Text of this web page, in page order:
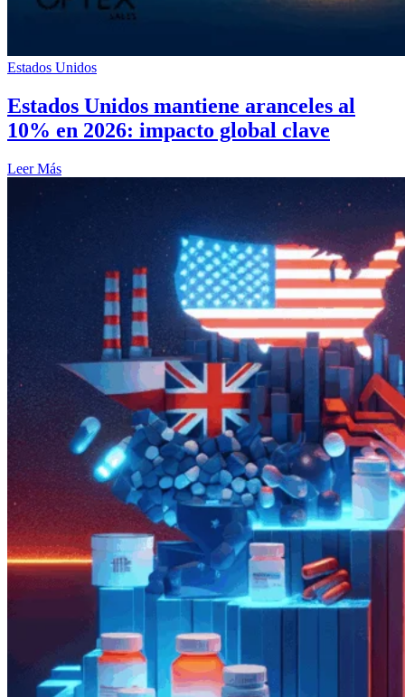
Estados Unidos
Estados Unidos mantiene aranceles al
10% en 2026: impacto global clave
Leer Más